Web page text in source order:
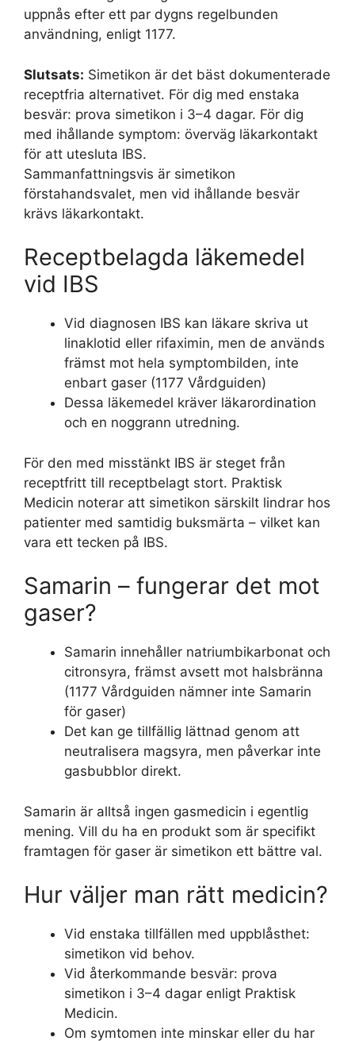
uppnås efter ett par dygns regelbunden
användning, enligt 1177.
Slutsats: Simetikon är det bäst dokumenterade
receptfria alternativet. För dig med enstaka
besvär: prova simetikon i 3–4 dagar. För dig
med ihållande symptom: överväg läkarkontakt
för att utesluta IBS.
Sammanfattningsvis är simetikon
förstahandsvalet, men vid ihållande besvär
krävs läkarkontakt.
Receptbelagda läkemedel
vid IBS
Vid diagnosen IBS kan läkare skriva ut
linaklotid eller rifaximin, men de används
främst mot hela symptombilden, inte
enbart gaser (1177 Vårdguiden)
Dessa läkemedel kräver läkarordination
och en noggrann utredning.
För den med misstänkt IBS är steget från
receptfritt till receptbelagt stort. Praktisk
Medicin noterar att simetikon särskilt lindrar hos
patienter med samtidig buksmärta – vilket kan
vara ett tecken på IBS.
Samarin – fungerar det mot
gaser?
Samarin innehåller natriumbikarbonat och
citronsyra, främst avsett mot halsbränna
(1177 Vårdguiden nämner inte Samarin
för gaser)
Det kan ge tillfällig lättnad genom att
neutralisera magsyra, men påverkar inte
gasbubblor direkt.
Samarin är alltså ingen gasmedicin i egentlig
mening. Vill du ha en produkt som är specifikt
framtagen för gaser är simetikon ett bättre val.
Hur väljer man rätt medicin?
Vid enstaka tillfällen med uppblåsthet:
simetikon vid behov.
Vid återkommande besvär: prova
simetikon i 3–4 dagar enligt Praktisk
Medicin.
Om symtomen inte minskar eller du har